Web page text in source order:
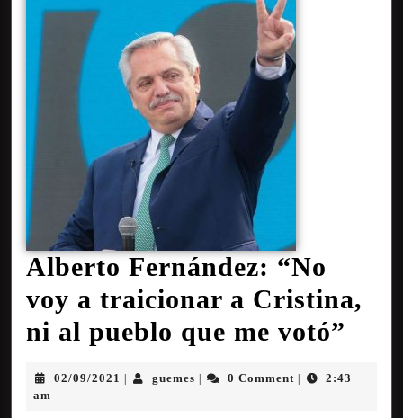
Alberto Fernández: “No
voy a traicionar a Cristina,
ni al pueblo que me votó”
02/09/2021 guemes 0 Comment
2:43
am